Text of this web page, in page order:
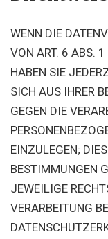
WENN DIE
VON ART. 6 ABS. 1
HABEN SIE
SICH AUS IHRER
GEGEN DIE
EINZULEGEN;
BESTIMMUNGEN
JEWEILIGE
VERARBEITUNG